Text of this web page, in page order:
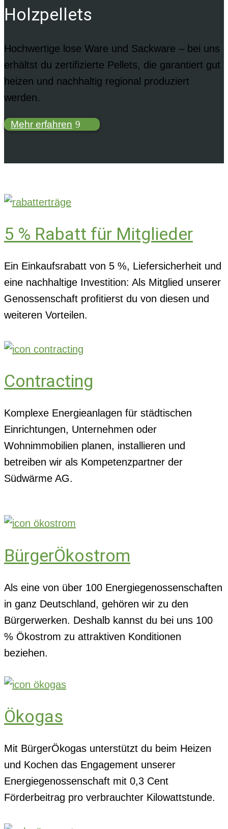
Holzpellets
Hochwertige lose Ware und Sackware – bei uns
erhältst du zertifizierte Pellets, die garantiert gut
heizen und nachhaltig regional produziert
werden.
Mehr erfahren
5 % Rabatt für Mitglieder
Ein Einkaufsrabatt von 5 %, Liefersicherheit und
eine nachhaltige Investition: Als Mitglied unserer
Genossenschaft profitierst du von diesen und
weiteren Vorteilen.
Contracting
Komplexe Energieanlagen für städtischen
Einrichtungen, Unternehmen oder
Wohnimmobilien planen, installieren und
betreiben wir als Kompetenzpartner der
Südwärme AG.
BürgerÖkostrom
Als eine von über 100 Energiegenossenschaften
in ganz Deutschland, gehören wir zu den
Bürgerwerken. Deshalb kannst du bei uns 100
% Ökostrom zu attraktiven Konditionen
beziehen.
Ökogas
Mit BürgerÖkogas unterstützt du beim Heizen
und Kochen das Engagement unserer
Energiegenossenschaft mit 0,3 Cent
Förderbeitrag pro verbrauchter Kilowattstunde.